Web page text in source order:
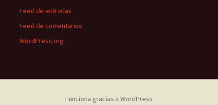
Feed de entradas
Feed de comentarios
WordPress.org
Funciona gracias a WordPress